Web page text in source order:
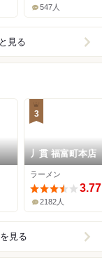
547人
見る
3
丿貫 福富町本店
ラーメン
3.77
2182人
見る